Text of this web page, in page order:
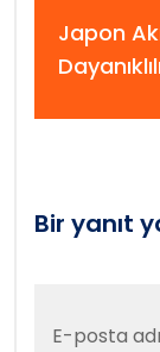
Japon
Bir yanıt
E-posta